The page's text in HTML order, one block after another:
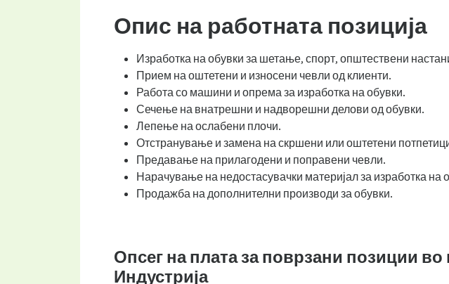
Опис на работната позиција
Изработка на обувки за шетање, спорт, општествени
Прием на оштетени и износени чевли од клиенти.
Работа со машини и опрема за изработка на обувки.
Сечење на внатрешни и надворешни делови од обувки.
Лепење на ослабени плочи.
Отстранување и замена на скршени или оштетени
Предавање на прилагодени и поправени чевли.
Нарачување на недостасувачки материјал за изработка на
Продажба на дополнителни производи за обувки.
Опсег на плата за поврзани позиции
Индустрија